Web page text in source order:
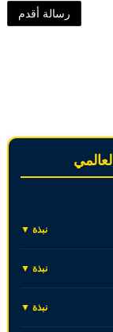
رسالة أقدم
نبذة ▼
نبذة ▼
نبذة ▼